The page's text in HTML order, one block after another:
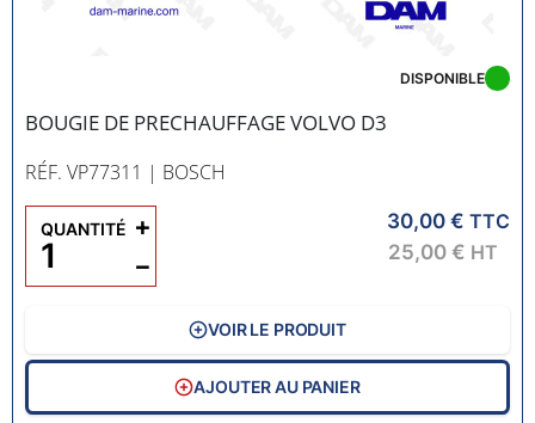
BOUGIE DE PRECHAUFFAGE VOLVO D3
RÉF. VP77311 | BOSCH
DISPONIBLE
30,00 € TTC
25,00 € HT
QUANTITÉ
−
+
VOIR LE PRODUIT
AJOUTER AU PANIER